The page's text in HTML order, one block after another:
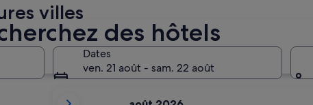
des hôtels
Dates
ven. 21 août - sam. 22 août
villes
Bilbao